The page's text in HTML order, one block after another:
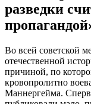
разведки
Во всей советской
отечественной
причиной, по
кровопролитно
Маннергейма.